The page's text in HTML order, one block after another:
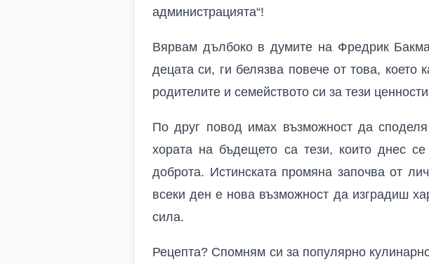
администрацията“!
Вярвам дълбоко в думите на Фредрик
децата си, ги белязва повече от това,
родителите и семейството си за тези
По друг повод имах възможност да
хората на бъдещето са тези, които днес
доброта. Истинската промяна започва от
всеки ден е нова възможност да изградиш
сила.
Рецепта? Спомням си за популярно